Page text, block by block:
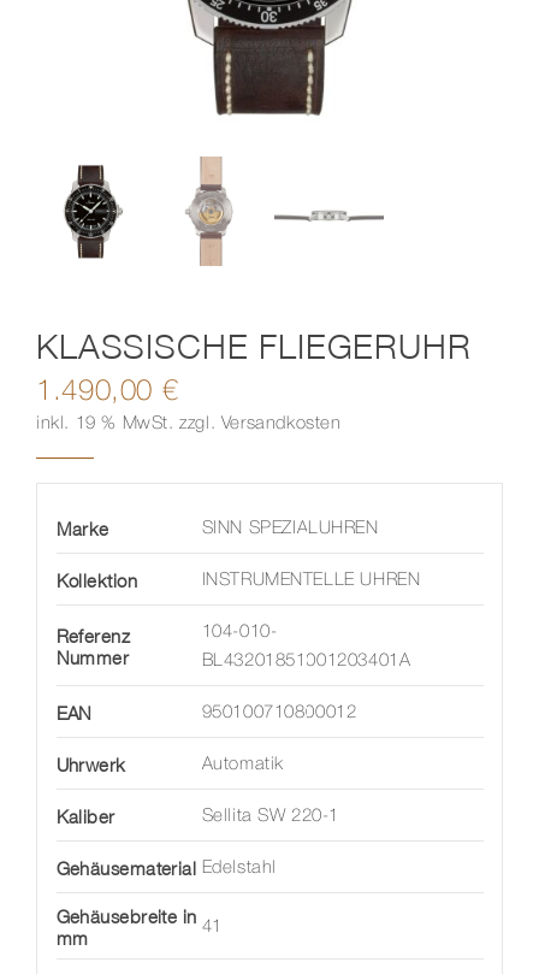
KLASSISCHE FLIEGERUHR
1.490,00 €
inkl. 19 % MwSt. zzgl. Versandkosten
Marke SINN SPEZIALUHREN
Kollektion INSTRUMENTELLE UHREN
Referenz
Nummer
104-010-
BL43201851001203401A
EAN 950100710800012
Uhrwerk Automatik
Kaliber Sellita SW 220-1
Gehäusematerial Edelstahl
Gehäusebreite in
mm
41